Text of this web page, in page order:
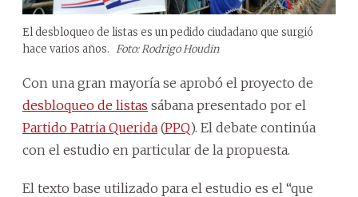
El desbloqueo de listas es un pedido ciudadano que surgió
hace varios años. Foto: Rodrigo Houdin
Con una gran mayoría se aprobó el proyecto de
desbloqueo de listas sábana presentado por el
Partido Patria Querida (PPQ). El debate continúa
con el estudio en particular de la propuesta.
El texto base utilizado para el estudio es el “que